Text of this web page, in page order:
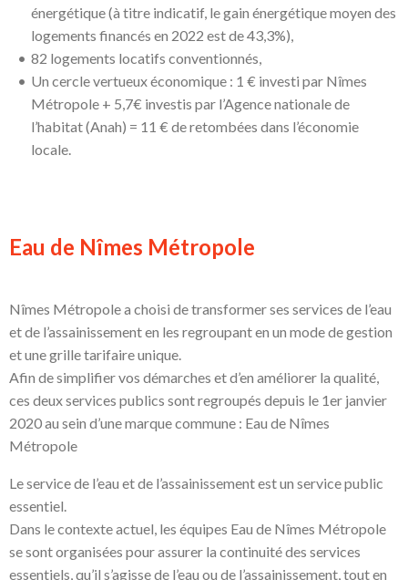
énergétique (à titre indicatif, le gain énergétique moyen des
logements financés en 2022 est de 43,3%),
82 logements locatifs conventionnés,
Un cercle vertueux économique : 1 € investi par Nîmes
Métropole + 5,7€ investis par l’Agence nationale de
l’habitat (Anah) = 11 € de retombées dans l’économie
locale.
Eau de Nîmes Métropole
Nîmes Métropole a choisi de transformer ses services de l’eau
et de l’assainissement en les regroupant en un mode de gestion
et une grille tarifaire unique.
Afin de simplifier vos démarches et d’en améliorer la qualité,
ces deux services publics sont regroupés depuis le 1er janvier
2020 au sein d’une marque commune : Eau de Nîmes
Métropole
Le service de l’eau et de l’assainissement est un service public
essentiel.
Dans le contexte actuel, les équipes Eau de Nîmes Métropole
se sont organisées pour assurer la continuité des services
essentiels, qu’il s’agisse de l’eau ou de l’assainissement, tout en